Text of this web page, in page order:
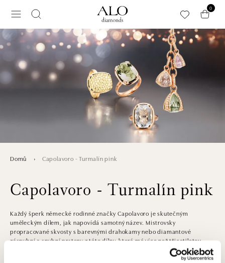
0
Domů Capolavoro - Turmalín pink
Capolavoro - Turmalín pink
Každý šperk německé rodinné značky Capolavoro je skutečným
uměleckým dílem, jak napovídá samotný název. Mistrovsky
propracované skvosty s barevnými drahokamy nebo diamantové
zásnubní a snubní prsteny z této dílny, která má více než třicetiletou
tradici, představují vrchol elegance a řemeslné dokonalosti. Objevte
svět Capolavoro, oslavující krásu a lásku ve všech jejích podobách.